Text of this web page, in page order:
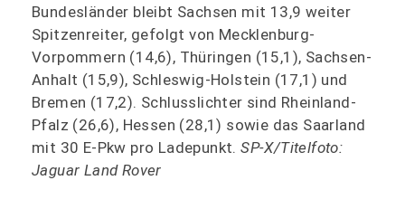
Bundesländer bleibt Sachsen mit 13,9 weiter
Spitzenreiter, gefolgt von Mecklenburg-
Vorpommern (14,6), Thüringen (15,1), Sachsen-
Anhalt (15,9), Schleswig-Holstein (17,1) und
Bremen (17,2). Schlusslichter sind Rheinland-
Pfalz (26,6), Hessen (28,1) sowie das Saarland
mit 30 E-Pkw pro Ladepunkt.SP-X/Titelfoto:
Jaguar Land Rover